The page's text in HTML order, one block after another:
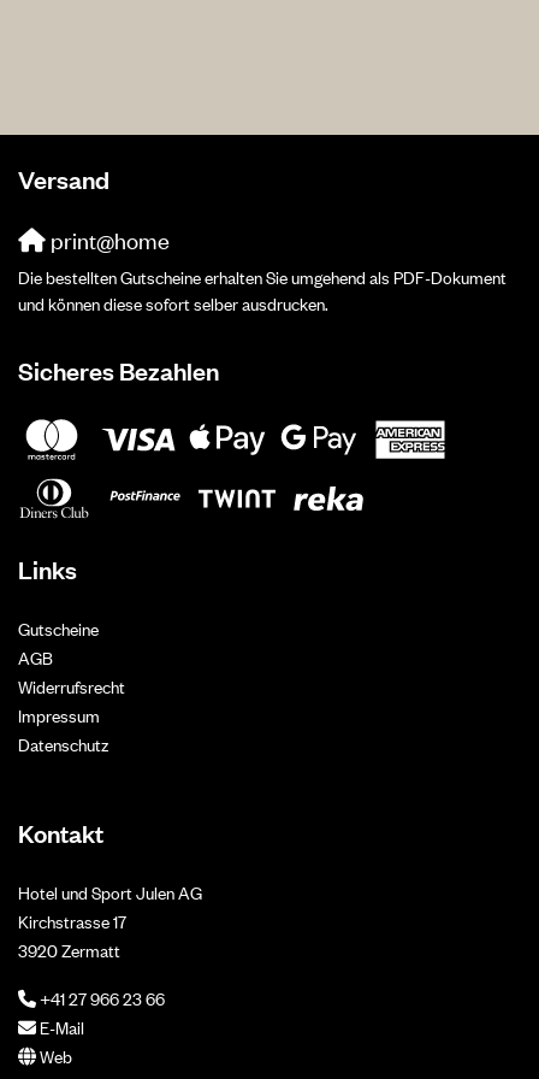
Versand
print@home
Die bestellten Gutscheine erhalten Sie umgehend als PDF-Dokument
und können diese sofort selber ausdrucken.
Sicheres Bezahlen
Links
Gutscheine
AGB
Widerrufsrecht
Impressum
Datenschutz
Kontakt
Hotel und Sport Julen AG
Kirchstrasse 17
3920 Zermatt
+41 27 966 23 66
E-Mail
Web